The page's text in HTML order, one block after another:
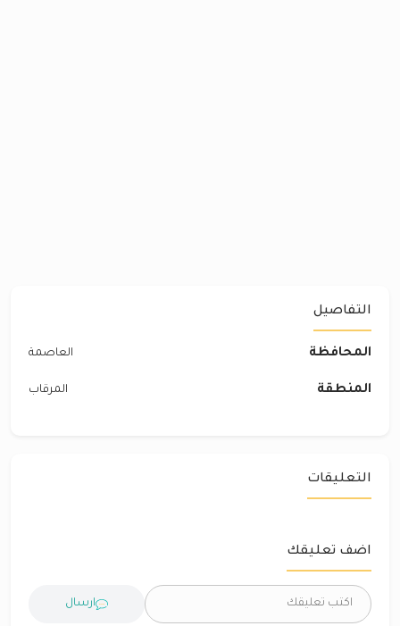
التفاصيل
المحافظة العاصمة
المنطقة المرقاب
التعليقات
اضف تعليقك
ارسال